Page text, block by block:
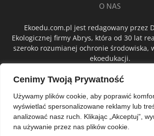
Cenimy Twoją Prywatność
Używamy plików cookie, aby poprawić
wyświetlać spersonalizowane reklamy lub
analizować nasz ruch. Klikając „Akceptuj”,
na używanie przez nas plików cookie.
O NAS
Ekoedu.com.pl jest redagowany przez
Ekologicznej firmy Abrys, która od 30 lat
szeroko rozumianej ochronie środowiska,
ekoedukacji.
ŚLEDŹ NAS